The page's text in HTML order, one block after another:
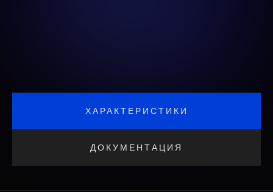
ХАРАКТЕРИСТИКИ
ДОКУМЕНТАЦИЯ